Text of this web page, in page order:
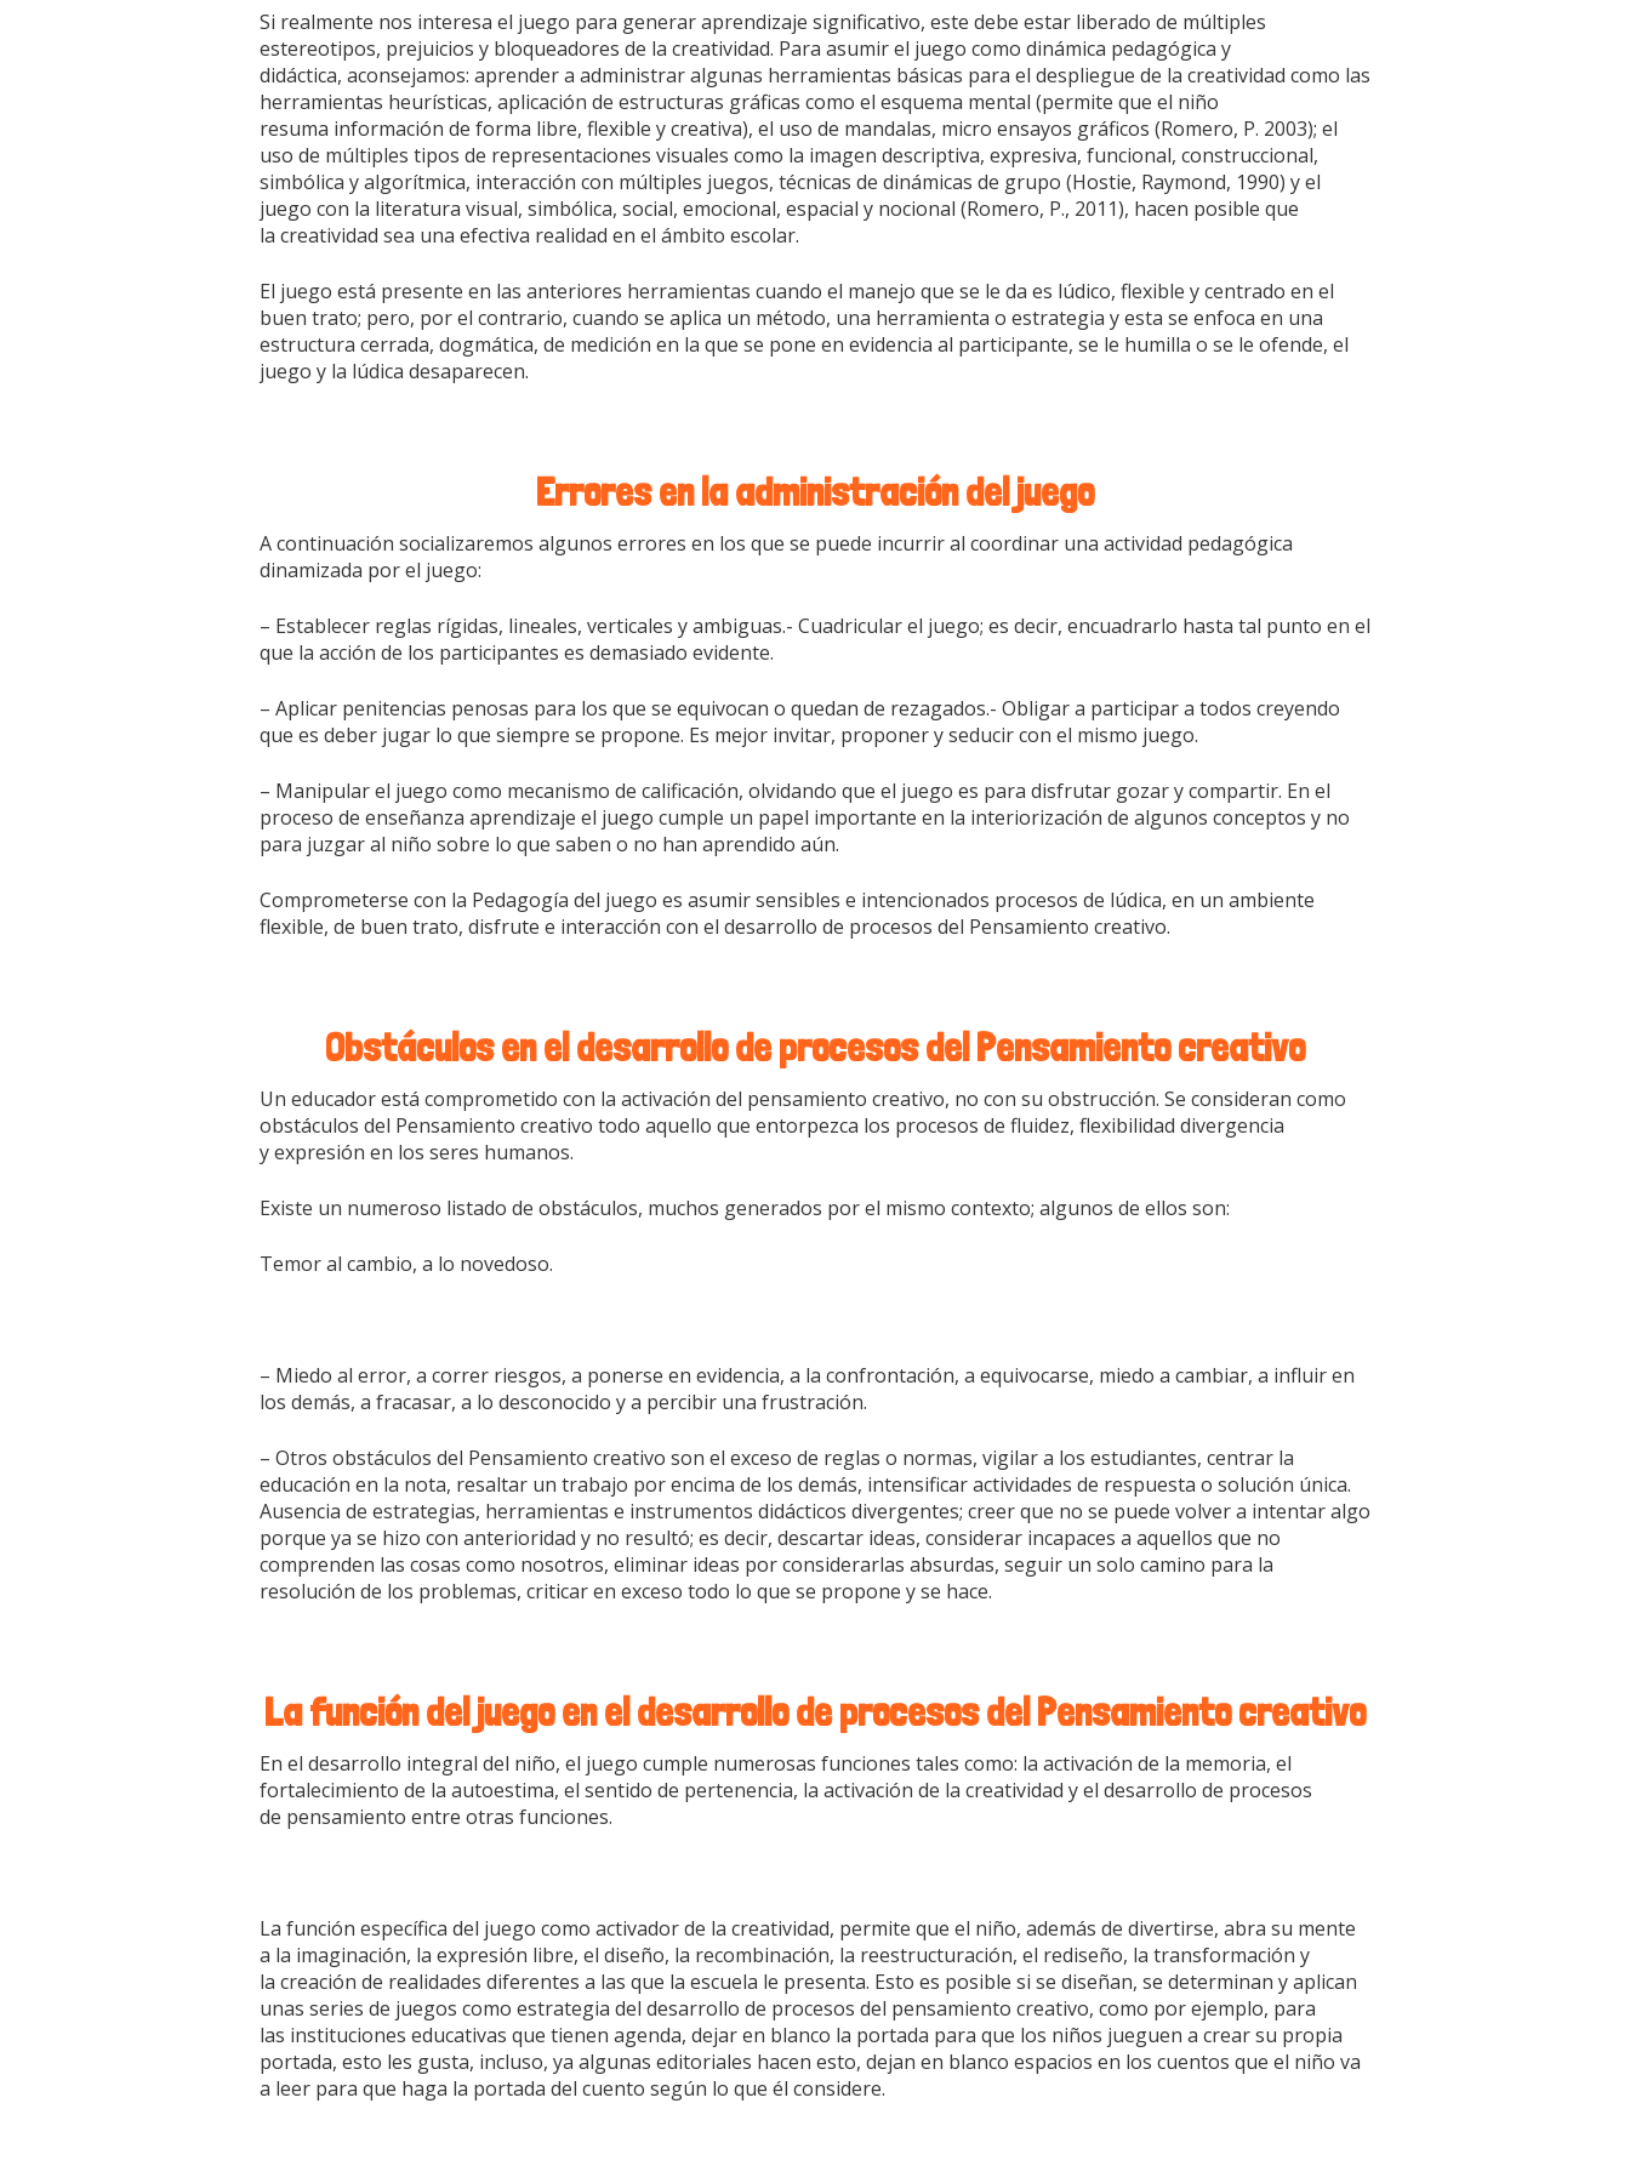
Si realmente nos interesa el juego para generar aprendizaje significativo, este debe estar liberado de múltiples
estereotipos, prejuicios y bloqueadores de la creatividad. Para asumir el juego como dinámica pedagógica y
didáctica, aconsejamos: aprender a administrar algunas herramientas básicas para el despliegue de la creatividad como las
herramientas heurísticas, aplicación de estructuras gráficas como el esquema mental (permite que el niño
resuma información de forma libre, flexible y creativa), el uso de mandalas, micro ensayos gráficos (Romero, P. 2003); el
uso de múltiples tipos de representaciones visuales como la imagen descriptiva, expresiva, funcional, construccional,
simbólica y algorítmica, interacción con múltiples juegos, técnicas de dinámicas de grupo (Hostie, Raymond, 1990) y el
juego con la literatura visual, simbólica, social, emocional, espacial y nocional (Romero, P., 2011), hacen posible que
la creatividad sea una efectiva realidad en el ámbito escolar.
El juego está presente en las anteriores herramientas cuando el manejo que se le da es lúdico, flexible y centrado en el
buen trato; pero, por el contrario, cuando se aplica un método, una herramienta o estrategia y esta se enfoca en una
estructura cerrada, dogmática, de medición en la que se pone en evidencia al participante, se le humilla o se le ofende, el
juego y la lúdica desaparecen.
Errores en la administración del juego
A continuación socializaremos algunos errores en los que se puede incurrir al coordinar una actividad pedagógica
dinamizada por el juego:
– Establecer reglas rígidas, lineales, verticales y ambiguas.- Cuadricular el juego; es decir, encuadrarlo hasta tal punto en el
que la acción de los participantes es demasiado evidente.
– Aplicar penitencias penosas para los que se equivocan o quedan de rezagados.- Obligar a participar a todos creyendo
que es deber jugar lo que siempre se propone. Es mejor invitar, proponer y seducir con el mismo juego.
– Manipular el juego como mecanismo de calificación, olvidando que el juego es para disfrutar gozar y compartir. En el
proceso de enseñanza aprendizaje el juego cumple un papel importante en la interiorización de algunos conceptos y no
para juzgar al niño sobre lo que saben o no han aprendido aún.
Comprometerse con la Pedagogía del juego es asumir sensibles e intencionados procesos de lúdica, en un ambiente
flexible, de buen trato, disfrute e interacción con el desarrollo de procesos del Pensamiento creativo.
Obstáculos en el desarrollo de procesos del Pensamiento creativo
Un educador está comprometido con la activación del pensamiento creativo, no con su obstrucción. Se consideran como
obstáculos del Pensamiento creativo todo aquello que entorpezca los procesos de fluidez, flexibilidad divergencia
y expresión en los seres humanos.
Existe un numeroso listado de obstáculos, muchos generados por el mismo contexto; algunos de ellos son:
Temor al cambio, a lo novedoso.
– Miedo al error, a correr riesgos, a ponerse en evidencia, a la confrontación, a equivocarse, miedo a cambiar, a influir en
los demás, a fracasar, a lo desconocido y a percibir una frustración.
– Otros obstáculos del Pensamiento creativo son el exceso de reglas o normas, vigilar a los estudiantes, centrar la
educación en la nota, resaltar un trabajo por encima de los demás, intensificar actividades de respuesta o solución única.
Ausencia de estrategias, herramientas e instrumentos didácticos divergentes; creer que no se puede volver a intentar algo
porque ya se hizo con anterioridad y no resultó; es decir, descartar ideas, considerar incapaces a aquellos que no
comprenden las cosas como nosotros, eliminar ideas por considerarlas absurdas, seguir un solo camino para la
resolución de los problemas, criticar en exceso todo lo que se propone y se hace.
La función del juego en el desarrollo de procesos del Pensamiento creativo
En el desarrollo integral del niño, el juego cumple numerosas funciones tales como: la activación de la memoria, el
fortalecimiento de la autoestima, el sentido de pertenencia, la activación de la creatividad y el desarrollo de procesos
de pensamiento entre otras funciones.
La función específica del juego como activador de la creatividad, permite que el niño, además de divertirse, abra su mente
a la imaginación, la expresión libre, el diseño, la recombinación, la reestructuración, el rediseño, la transformación y
la creación de realidades diferentes a las que la escuela le presenta. Esto es posible si se diseñan, se determinan y aplican
unas series de juegos como estrategia del desarrollo de procesos del pensamiento creativo, como por ejemplo, para
las instituciones educativas que tienen agenda, dejar en blanco la portada para que los niños jueguen a crear su propia
portada, esto les gusta, incluso, ya algunas editoriales hacen esto, dejan en blanco espacios en los cuentos que el niño va
a leer para que haga la portada del cuento según lo que él considere.